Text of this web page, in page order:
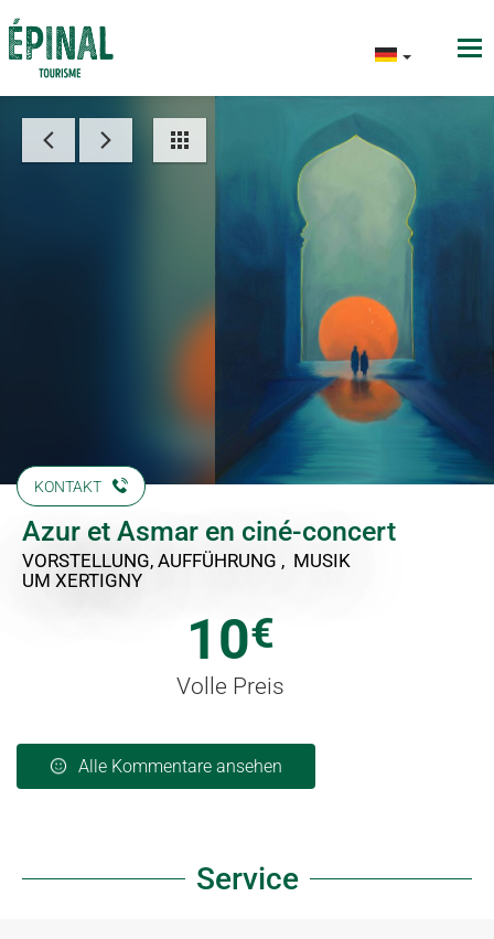
KONTAKT
Azur et Asmar en ciné-concert
VORSTELLUNG, AUFFÜHRUNG , MUSIK
UM XERTIGNY
10€
Volle Preis
Alle Kommentare ansehen
Service